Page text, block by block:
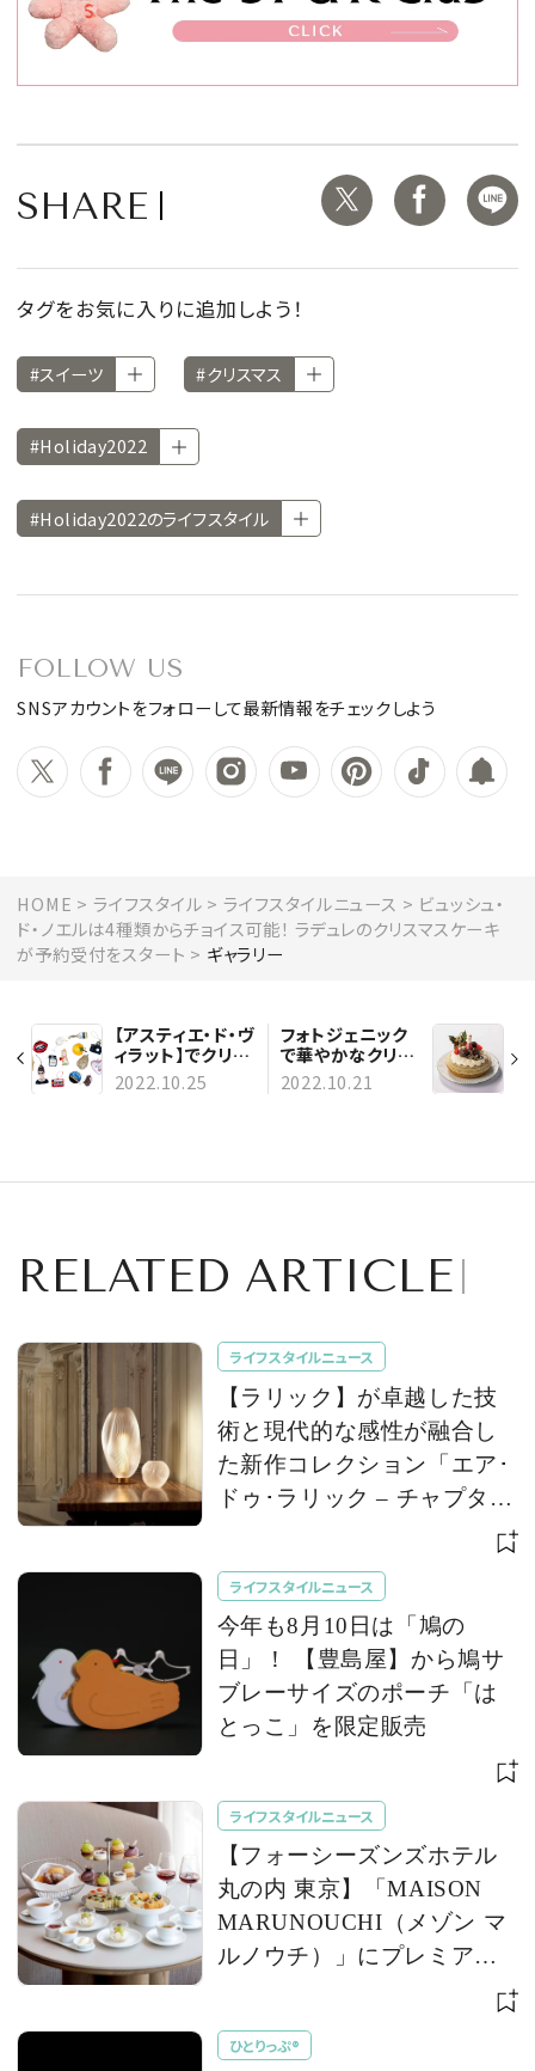
SHARE
タグをお気に入りに追加しよう！
#スイーツ #クリスマス
#Holiday2022
#Holiday2022のライフスタイル
FOLLOW US
SNSアカウントをフォローして最新情報をチェックしよう
HOME ライフスタイル ライフスタイルニュース
ビュッシュ・
ド・ノエルは4種類からチョイス可能！ ラデュレのクリスマスケーキ
が予約受付をスタート
ギャラリー
【アスティエ・ド・ヴ
ィラット】でクリス
マスのショッピン
グを満喫！ 伊勢丹
ノエル」がオープ
2022.10.25
フォトジェニック
で華やかなクリス
マスケーキが勢揃
い！ 松屋銀座でク
2022.10.21
RELATED ARTICLE
ライフスタイルニュース
【ラリック】が卓越した技
術と現代的な感性が融合し
た新作コレクション「エア･
ドゥ･ラリック – チャプター
ライフスタイルニュース
今年も8月10日は「鳩の
日」！ 【豊島屋】から鳩サ
ブレーサイズのポーチ「は
とっこ」を限定販売
ライフスタイルニュース
【フォーシーズンズホテル
丸の内 東京】「MAISON
MARUNOUCHI（メゾン マ
ルノウチ）」にプレミアム
な葡萄を堪能する「巨峰＆
ヌーンティー」が登場
ひとりっぷ®